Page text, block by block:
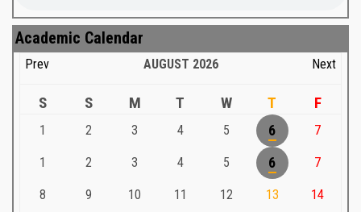
Academic Calendar
Prev AUGUST 2026 Next
S S M T W T F
1 2 3 4 5 6 7
1 2 3 4 5 6 7
8 9 10 11 12 13 14